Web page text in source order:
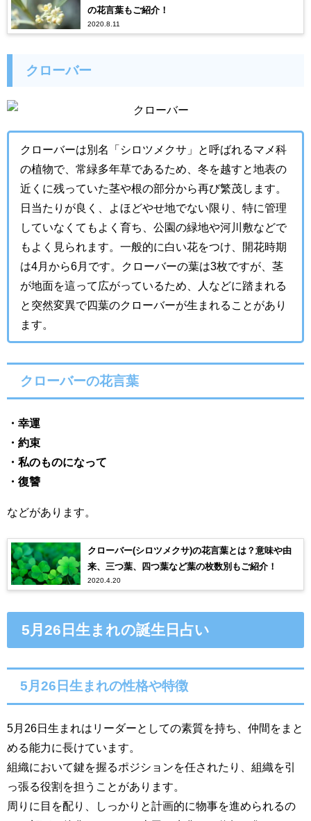
の花言葉もご紹介！
2020.8.11
クローバー
クローバーは別名「シロツメクサ」と呼ばれるマメ科
の植物で、常緑多年草であるため、冬を越すと地表の
近くに残っていた茎や根の部分から再び繁茂します。
日当たりが良く、よほどやせ地でない限り、特に管理
していなくてもよく育ち、公園の緑地や河川敷などで
もよく見られます。一般的に白い花をつけ、開花時期
は4月から6月です。クローバーの葉は3枚ですが、茎
が地面を這って広がっているため、人などに踏まれる
と突然変異で四葉のクローバーが生まれることがあり
ます。
クローバーの花言葉
・幸運
・約束
・私のものになって
・復讐
などがあります。
クローバー(シロツメクサ)の花言葉とは？意味や由
来、三つ葉、四つ葉など葉の枚数別もご紹介！
2020.4.20
5月26日生まれの誕生日占い
5月26日生まれの性格や特徴
5月26日生まれはリーダーとしての素質を持ち、仲間をまと
める能力に長けています。
組織において鍵を握るポジションを任されたり、組織を引
っ張る役割を担うことがあります。
周りに目を配り、しっかりと計画的に物事を進められるの